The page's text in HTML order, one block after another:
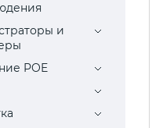
и
POE